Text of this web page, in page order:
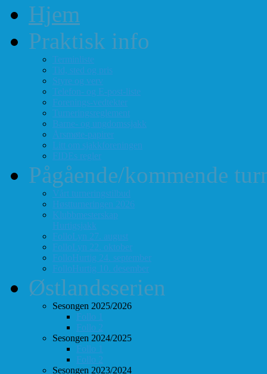
Hjem
Praktisk info
Terminliste
Tid, sted og pris
Styre og verv
Telefon- og E-post-liste
Forenings-vedtekter
Turneringsreglement
Barne- og ungdomssjakk
Årsmøte-papirer
Litt om sjakkforeningen
FIDEs regler
Pågående/kommende
Vårt turneringstilbud
Høstturneringen 2026
Klubbmesterskap
Hurtigsjakk
FolloLyn 27. august
FolloLyn 22. oktober
FolloHurtig 24. september
FolloHurtig 10. desember
Østlandsserien
Sesongen 2025/2026
Follo 1
Follo 2
Sesongen 2024/2025
Follo 1
Follo 2
Sesongen 2023/2024